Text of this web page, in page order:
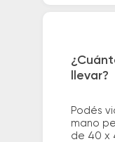
llevar?
Podés
mano
de 40 x